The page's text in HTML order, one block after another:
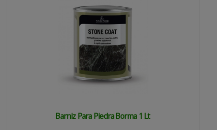
Barniz Para Piedra Borma 1 Lt